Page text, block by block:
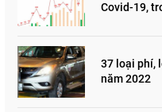
Covid-19,
37 loại phí,
năm 2022